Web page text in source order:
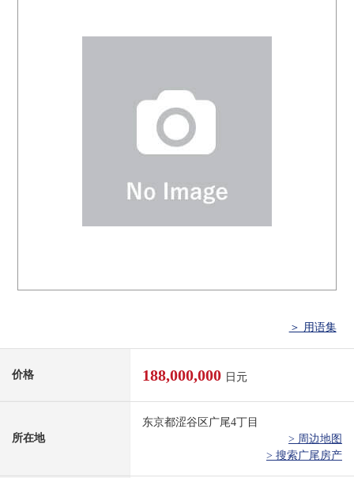
＞ 用语集
价格 188,000,000 日元
所在地
东京都涩谷区广尾4丁目
> 周边地图
> 搜索广尾房产